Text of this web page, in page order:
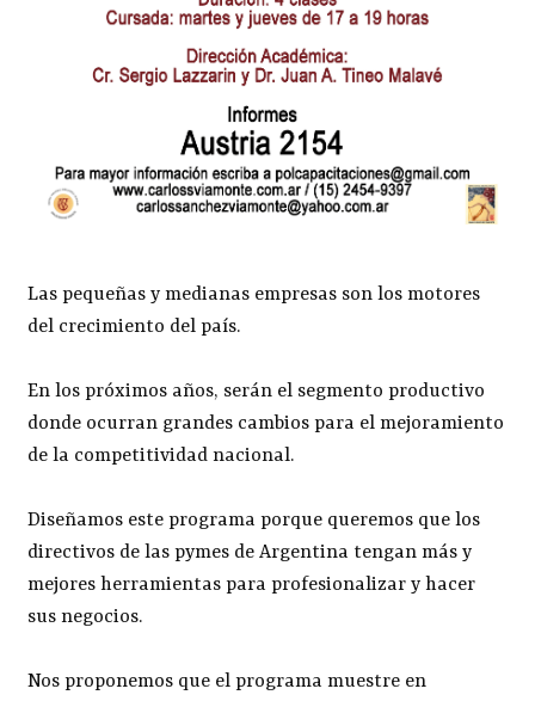
Las pequeñas y medianas empresas son los motores
del crecimiento del país.
En los próximos años, serán el segmento productivo
donde ocurran grandes cambios para el mejoramiento
de la competitividad nacional.
Diseñamos este programa porque queremos que los
directivos de las pymes de Argentina tengan más y
mejores herramientas para profesionalizar y hacer
sus negocios.
Nos proponemos que el programa muestre en